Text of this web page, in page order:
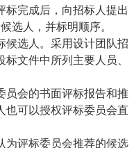
完成后，向招标人提出
选人，并标明顺序。
选人。采用设计团队招
文件中所列主要人员、
会的书面评标报告和推
也可以授权评标委员会直
为评标委员会推荐的候选